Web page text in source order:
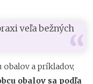
veľa bežných
a príkladov,
obalov sa podľa